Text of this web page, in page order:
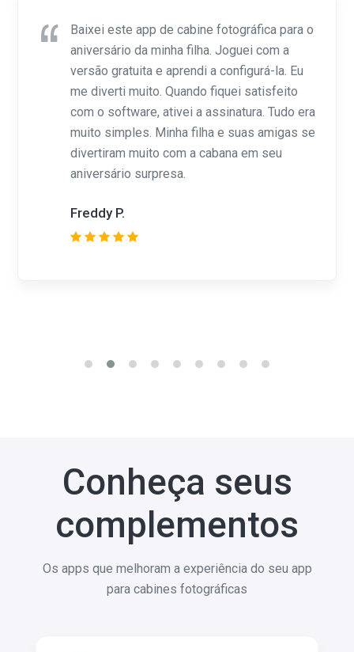
Baixei este app de cabine fotográfica para o
aniversário da minha filha. Joguei com a
versão gratuita e aprendi a configurá-la. Eu
me diverti muito. Quando fiquei satisfeito
com o software, ativei a assinatura. Tudo era
muito simples. Minha filha e suas amigas se
divertiram muito com a cabana em seu
aniversário surpresa.
Freddy P.
Conheça seus
complementos
Os apps que melhoram a experiência do seu app
para cabines fotográficas